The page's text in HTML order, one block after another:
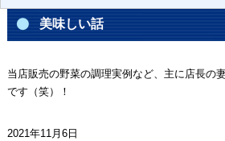
美味しい話
当店販売の野菜の調理実例など、主に店長の
です（笑）！
2021年11月6日